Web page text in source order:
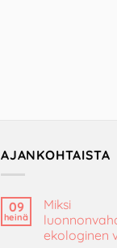
AJANKOHTAISTA
09
heinä
Miksi
ekologinen